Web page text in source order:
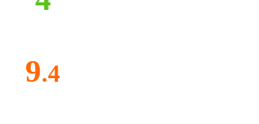
9.4